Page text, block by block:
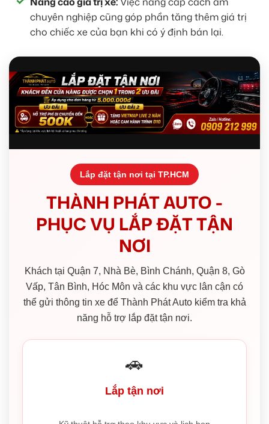
chuyên nghiệp cũng góp phần tăng thêm giá trị
cho chiếc xe của bạn khi có ý định bán lại.
Lắp đặt tận nơi tại TP.HCM
THÀNH PHÁT AUTO -
PHỤC VỤ LẮP ĐẶT TẬN
NƠI
Khách tại Quận 7, Nhà Bè, Bình Chánh, Quận 8, Gò
Vấp, Tân Bình, Hóc Môn và các khu vực lân cận có
thể gửi thông tin xe để Thành Phát Auto kiểm tra khả
năng hỗ trợ lắp đặt tận nơi.
🚗
Lắp tận nơi